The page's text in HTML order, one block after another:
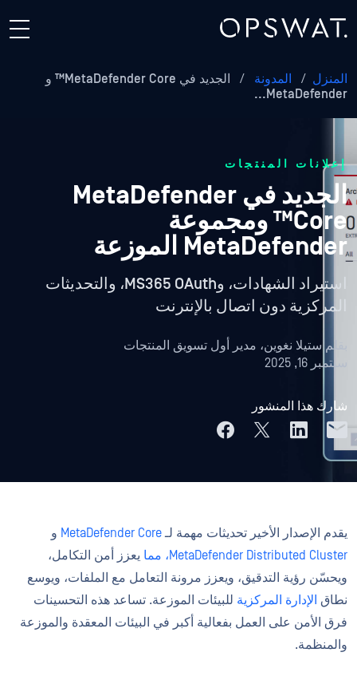
المنزل / المدونة /
الجديد في MetaDefender Core™ و
MetaDefender...
إعلانات المنتجات
الجديد في MetaDefender
Core™ ومجموعة
MetaDefender الموزعة
استيراد الشهادات، وMS365 OAuth، والتحديثات
المركزية دون اتصال بالإنترنت
بقلم ستيلا نغوين، مدير أول تسويق المنتجات
سبتمبر 16, 2025
شارك هذا المنشور
يقدم الإصدار الأخير تحديثات مهمة لـMetaDefender Core و
MetaDefender Distributed Cluster، مما
يعزز أمن التكامل،
ويحسّن رؤية التدقيق، ويعزز مرونة التعامل مع الملفات، ويوسع
نطاق الإدارة المركزية للبيئات الموزعة. تساعد هذه التحسينات
فرق الأمن على العمل بفعالية أكبر في البيئات المعقدة والموزعة
والمنظمة.